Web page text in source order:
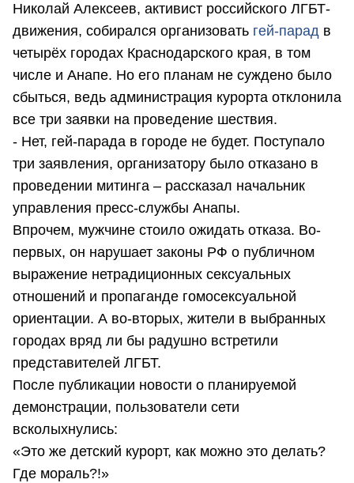
Николай Алексеев, активист российского ЛГБТ-
движения, собирался организовать гей-парад в
четырёх городах Краснодарского края, в том
числе и Анапе. Но его планам не суждено было
сбыться, ведь администрация курорта отклонила
все три заявки на проведение шествия.
- Нет, гей-парада в городе не будет. Поступало
три заявления, организатору было отказано в
проведении митинга – рассказал начальник
управления пресс-службы Анапы.
Впрочем, мужчине стоило ожидать отказа. Во-
первых, он нарушает законы РФ о публичном
выражение нетрадиционных сексуальных
отношений и пропаганде гомосексуальной
ориентации. А во-вторых, жители в выбранных
городах вряд ли бы радушно встретили
представителей ЛГБТ.
После публикации новости о планируемой
демонстрации, пользователи сети
всколыхнулись:
«Это же детский курорт, как можно это делать?
Где мораль?!»